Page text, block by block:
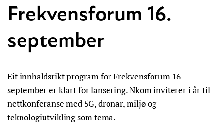
Frekvensforum 16.
september
Eit innhaldsrikt program for Frekvensforum 16.
september er klart for lansering. Nkom inviterer i år til
nettkonferanse med 5G, dronar, miljø og
teknologiutvikling som tema.